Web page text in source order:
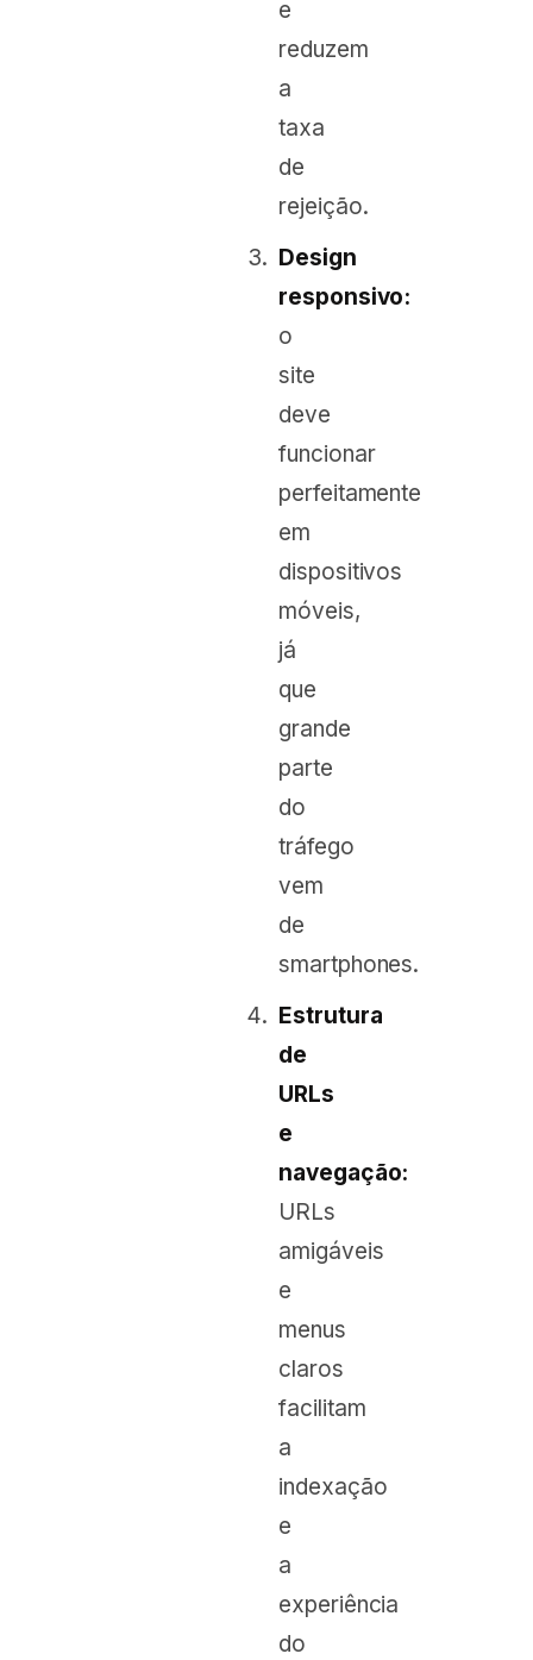
e
reduzem
a
taxa
de
rejeição.
Design
responsivo:
o
site
deve
funcionar
perfeitamente
em
dispositivos
móveis,
já
que
grande
parte
do
tráfego
vem
de
smartphones.
Estrutura
de
URLs
e
navegação:
URLs
amigáveis
e
menus
claros
facilitam
a
indexação
e
a
experiência
do